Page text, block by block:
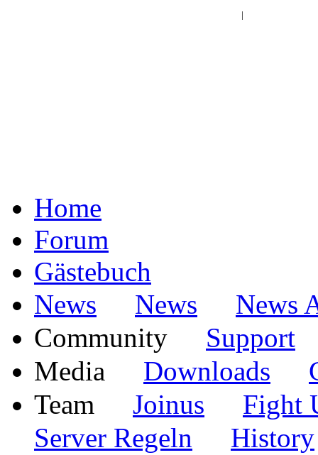
Home
Forum
Gästebuch
News
News
News
Community
Support
Media Downloads
Team
Joinus
Fight
Server Regeln
History